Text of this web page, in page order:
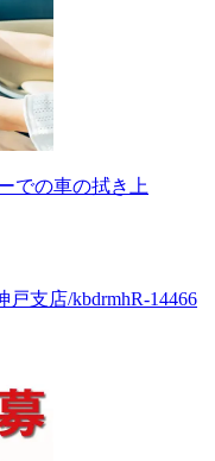
での車の拭き上
支店/kbdrmhR-14466